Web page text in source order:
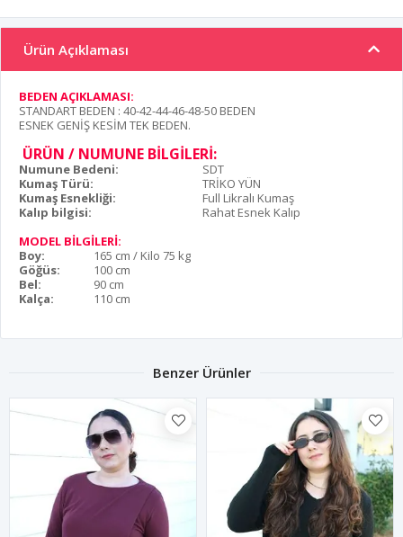
Ürün Açıklaması
BEDEN AÇIKLAMASI:
STANDART BEDEN : 40-42-44-46-48-50 BEDEN
ESNEK GENİŞ KESİM TEK BEDEN.
ÜRÜN / NUMUNE BİLGİLERİ:
Numune Bedeni:
SDT
Kumaş Türü:
TRİKO YÜN
Kumaş Esnekliği:
Full Likralı Kumaş
Kalıp bilgisi:
Rahat Esnek Kalıp
MODEL BİLGİLERİ:
Boy:
165 cm / Kilo 75 kg
Göğüs:
100 cm
Bel:
90 cm
Kalça:
110 cm
Benzer Ürünler